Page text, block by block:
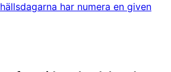
har numera en given